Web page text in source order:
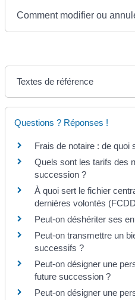
Comment modifier ou
Textes de référence
Questions ? Réponses !
Frais de notaire : de quoi
Quels sont les tarifs des
succession ?
À quoi sert le fichier
dernières volontés
Peut-on déshériter ses
Peut-on transmettre un
successifs ?
Peut-on désigner une
future succession ?
Peut-on désigner une